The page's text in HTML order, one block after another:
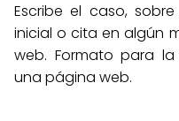
Escribe el caso,
inicial o cita en algún
web. Formato para
una página web.